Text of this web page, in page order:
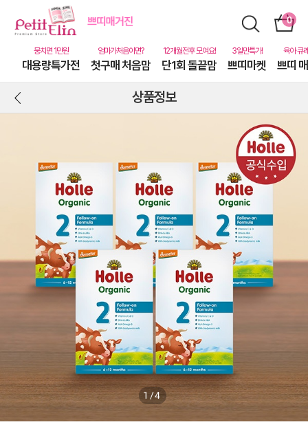
대용량특가전 첫구매 처음맘 단1회 돌끝맘 쁘띠마켓 쁘띠
상품정보
1/4